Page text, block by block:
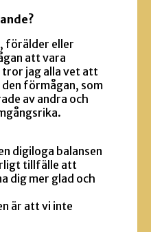
förälder eller
att vara
jag alla vet att
förmågan, som
av andra och
digiloga balansen
tillfälle att
dig mer glad och
är att vi inte